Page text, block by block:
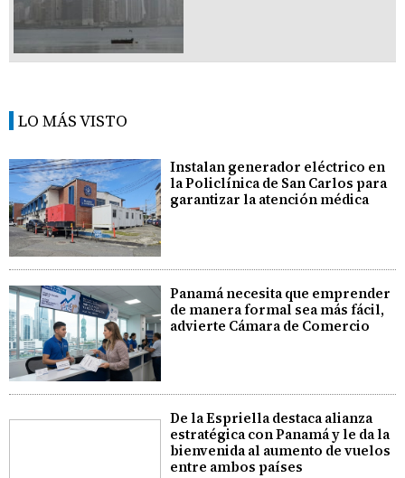
LO MÁS VISTO
Instalan generador eléctrico en
la Policlínica de San Carlos para
garantizar la atención médica
Panamá necesita que emprender
de manera formal sea más fácil,
advierte Cámara de Comercio
De la Espriella destaca alianza
estratégica con Panamá y le da la
bienvenida al aumento de vuelos
entre ambos países